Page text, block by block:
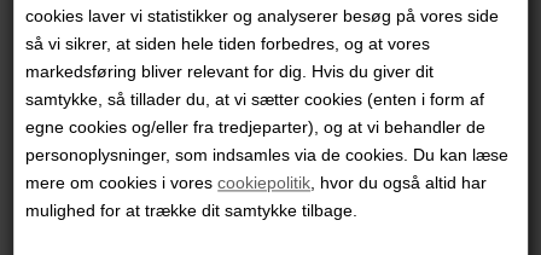
cookies laver vi statistikker og analyserer besøg på vores side
så vi sikrer, at siden hele tiden forbedres, og at vores
markedsføring bliver relevant for dig. Hvis du giver dit
samtykke, så tillader du, at vi sætter cookies (enten i form af
egne cookies og/eller fra tredjeparter), og at vi behandler de
personoplysninger, som indsamles via de cookies. Du kan læse
mere om cookies i vorescookiepolitik, hvor du også altid har
mulighed for at trække dit samtykke tilbage.
Eva Kock